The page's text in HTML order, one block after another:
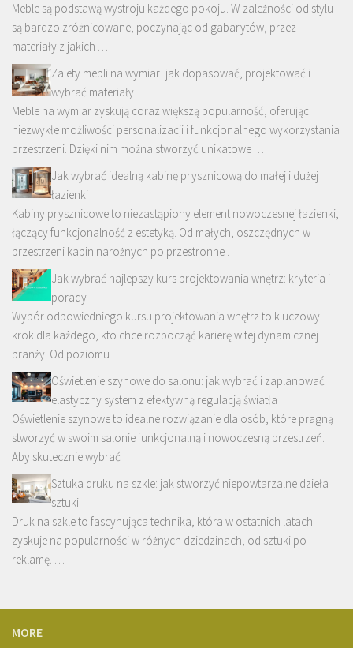
Meble są podstawą wystroju każdego pokoju. W zależności od stylu
są bardzo zróżnicowane, poczynając od gabarytów, przez
materiały z jakich …
Zalety mebli na wymiar: jak dopasować, projektować i
wybrać materiały
Meble na wymiar zyskują coraz większą popularność, oferując
niezwykłe możliwości personalizacji i funkcjonalnego wykorzystania
przestrzeni. Dzięki nim można stworzyć unikatowe …
Jak wybrać idealną kabinę prysznicową do małej i dużej
łazienki
Kabiny prysznicowe to niezastąpiony element nowoczesnej łazienki,
łączący funkcjonalność z estetyką. Od małych, oszczędnych w
przestrzeni kabin narożnych po przestronne …
Jak wybrać najlepszy kurs projektowania wnętrz: kryteria i
porady
Wybór odpowiedniego kursu projektowania wnętrz to kluczowy
krok dla każdego, kto chce rozpocząć karierę w tej dynamicznej
branży. Od poziomu …
Oświetlenie szynowe do salonu: jak wybrać i zaplanować
elastyczny system z efektywną regulacją światła
Oświetlenie szynowe to idealne rozwiązanie dla osób, które pragną
stworzyć w swoim salonie funkcjonalną i nowoczesną przestrzeń.
Aby skutecznie wybrać …
Sztuka druku na szkle: jak stworzyć niepowtarzalne dzieła
sztuki
Druk na szkle to fascynująca technika, która w ostatnich latach
zyskuje na popularności w różnych dziedzinach, od sztuki po
reklamę. …
MORE